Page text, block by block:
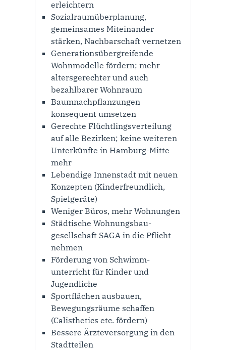
erleichtern
Sozialraumüberplanung,
gemeinsames Miteinander
stärken, Nachbarschaft vernetzen
Generationsübergreifende
Wohnmodelle fördern; mehr
altersgerechter und auch
bezahlbarer Wohnraum
Baumnachpflanzungen
konsequent umsetzen
Gerechte Flüchtlingsverteilung
auf alle Bezirken; keine weiteren
Unterkünfte in Hamburg-Mitte
mehr
Lebendige Innenstadt mit neuen
Konzepten (Kinderfreundlich,
Spielgeräte)
Weniger Büros, mehr Wohnungen
Städtische Wohnungs­bau­
gesellschaft SAGA in die Pflicht
nehmen
Förderung von Schwimm­
unterricht für Kinder und
Jugendliche
Sportflächen ausbauen,
Bewegungsräume schaffen
(Calisthetics etc. fördern)
Bessere Ärzteversorgung in den
Stadtteilen